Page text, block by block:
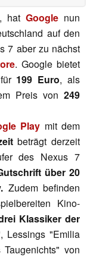
hat Googlenun
auf den
7 aber zu nächst
. Google bietet
199 Euro, als
Preis von 249
Play mit dem
beträgt derzeit
des Nexus 7
über 20
Zudem befinden
Kino-
Klassiker der
Lessings "Emilia
von